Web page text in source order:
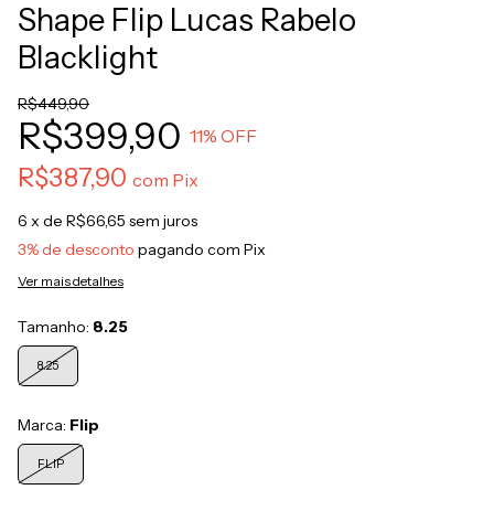
Shape Flip Lucas Rabelo
Blacklight
R$449,90
R$399,90 11% OFF
R$387,90 com Pix
6 x de R$66,65 sem juros
3% de desconto pagando com Pix
Ver mais detalhes
Tamanho: 8.25
8.25
Marca: Flip
FLIP